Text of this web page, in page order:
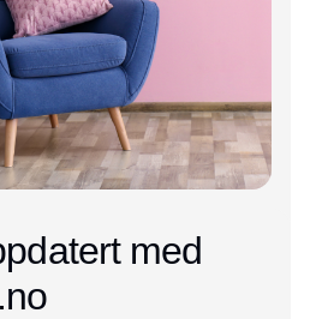
med